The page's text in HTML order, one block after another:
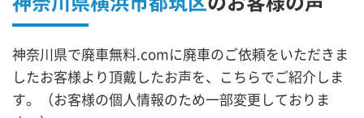
神奈川県で廃車無料.comに廃車のご依頼をいただきま
したお客様より頂戴したお声を、こちらでご紹介しま
す。（お客様の個人情報のため一部変更しておりま